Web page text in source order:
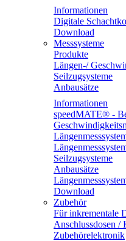
Informationen
Digitale
Download
Messsysteme
Produkte
Längen-/
Seilzugsysteme
Anbausätze
Informationen
speedMATE® -
Seilzugsysteme
Anbausätze
Download
Zubehör
Für inkrementale
Anschlussdosen /
Zubehörelektronik